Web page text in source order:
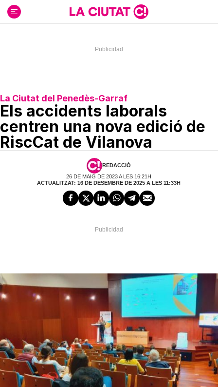
contenido
La Ciutat del Penedès-Garraf
Els accidents laborals
centren una nova edició de
RiscCat de Vilanova
REDACCIÓ
26 DE MAIG DE 2023 A LES 16:21H
ACTUALITZAT: 16 DE DESEMBRE DE 2025 A LES 11:33H